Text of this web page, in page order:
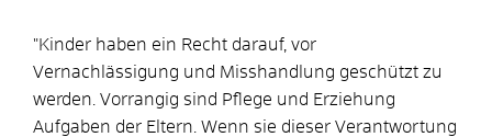
"Kinder haben ein Recht darauf, vor
Vernachlässigung und Misshandlung geschützt zu
werden. Vorrangig sind Pflege und Erziehung
Aufgaben der Eltern. Wenn sie dieser Verantwortung